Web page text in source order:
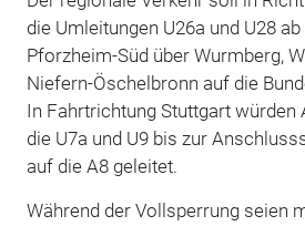
die Umleitungen U26a und U28
Pforzheim-Süd über Wurmberg,
Niefern-Öschelbronn auf die
In Fahrtrichtung Stuttgart würden
die U7a und U9 bis zur
auf die A8 geleitet.
Während der Vollsperrung seien